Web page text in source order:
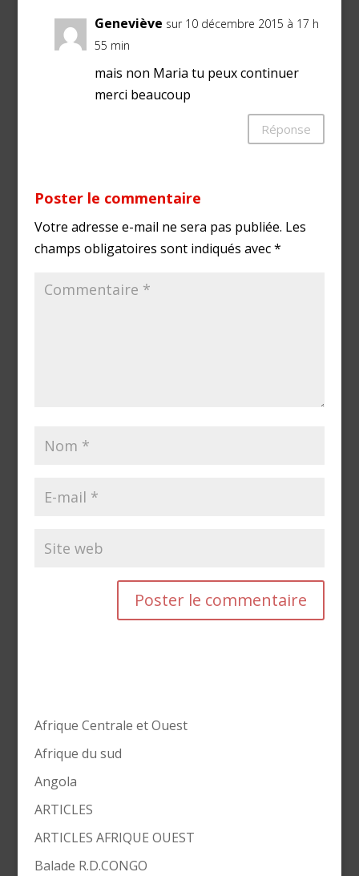
Geneviève sur 10 décembre 2015 à 17 h
55 min
mais non Maria tu peux continuer
merci beaucoup
Réponse
Poster le commentaire
Votre adresse e-mail ne sera pas publiée. Les
champs obligatoires sont indiqués avec*
Afrique Centrale et Ouest
Afrique du sud
Angola
ARTICLES
ARTICLES AFRIQUE OUEST
Balade R.D.CONGO